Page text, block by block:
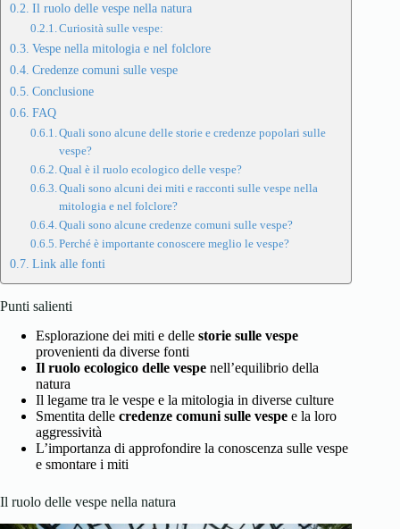
Il ruolo delle vespe nella natura
Curiosità sulle vespe:
Vespe nella mitologia e nel folclore
Credenze comuni sulle vespe
Conclusione
FAQ
Quali sono alcune delle storie e credenze popolari sulle
vespe?
Qual è il ruolo ecologico delle vespe?
Quali sono alcuni dei miti e racconti sulle vespe nella
mitologia e nel folclore?
Quali sono alcune credenze comuni sulle vespe?
Perché è importante conoscere meglio le vespe?
Link alle fonti
Punti salienti
Esplorazione dei miti e delle storie sulle vespe
provenienti da diverse fonti
Il ruolo ecologico delle vespe nell’equilibrio della
natura
Il legame tra le vespe e la mitologia in diverse culture
Smentita delle credenze comuni sulle vespe e la loro
aggressività
L’importanza di approfondire la conoscenza sulle vespe
e smontare i miti
Il ruolo delle vespe nella natura